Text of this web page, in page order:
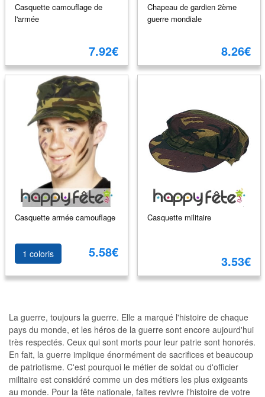
Casquette camouflage de
l'armée
7.92€
Chapeau de gardien 2ème
guerre mondiale
8.26€
Casquette armée camouflage
1 coloris 5.58€
Casquette militaire
3.53€
La guerre, toujours la guerre. Elle a marqué l'histoire de chaque
pays du monde, et les héros de la guerre sont encore aujourd'hui
très respectés. Ceux qui sont morts pour leur patrie sont honorés.
En fait, la guerre implique énormément de sacrifices et beaucoup
de patriotisme. C'est pourquoi le métier de soldat ou d'officier
militaire est considéré comme un des métiers les plus exigeants
au monde. Pour la fête nationale, faites revivre l'histoire de votre